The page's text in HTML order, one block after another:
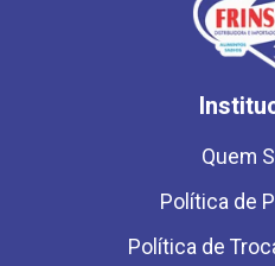
Quem
Política de
Política de